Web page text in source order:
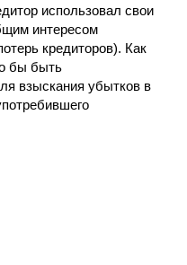
использовал свои
интересом
кредиторов). Как
бы быть
взыскания убытков в